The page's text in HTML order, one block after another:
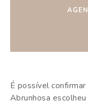
É possível
Abrunhosa